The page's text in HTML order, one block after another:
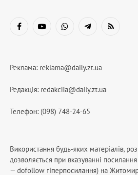
FacebookYouTubeWhatsAppTelegramRSS
Реклама: reklama@daily.zt.ua
Редакція: redakciia@daily.zt.ua
Телефон: (098) 748-24-65
Використання будь-яких матеріалів,
дозволяється при вказуванні
— dofollow гіперпосилання) на